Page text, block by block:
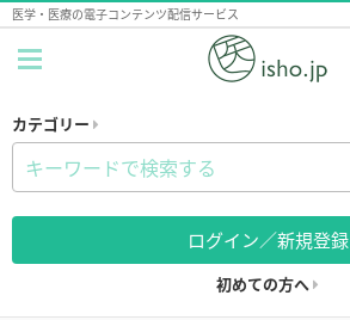
医学・医療の電子コンテンツ配信サービス
カテゴリー
ログイン／新規登録
初めての方へ